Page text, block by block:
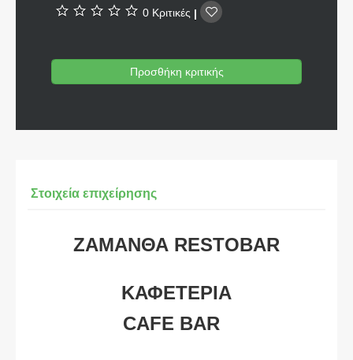
0 Κριτικές |
Προσθήκη κριτικής
Στοιχεία επιχείρησης
ΖΑΜΑΝΘΑ RESTOBAR
ΚΑΦΕΤΕΡΙΑ
CAFE BAR